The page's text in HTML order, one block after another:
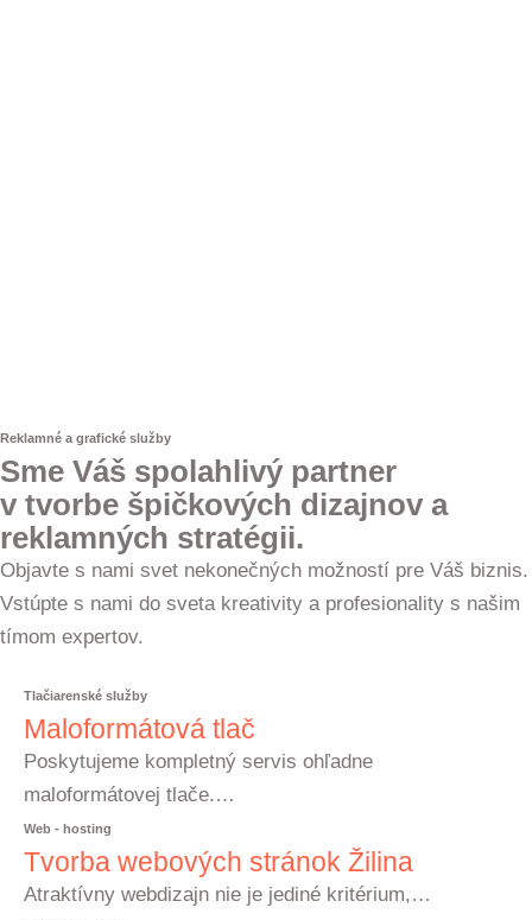
Reklamné a grafické služby
Sme Váš spolahlivý partner
v tvorbe špičkových dizajnov a
reklamných stratégii.
Objavte s nami svet nekonečných možností pre Váš biznis.
Vstúpte s nami do sveta kreativity a profesionality s našim
tímom expertov.
Tlačiarenské služby
Maloformátová tlač
Poskytujeme kompletný servis ohľadne
maloformátovej tlače.…
Web - hosting
Tvorba webových stránok Žilina
Atraktívny webdizajn nie je jediné kritérium,…